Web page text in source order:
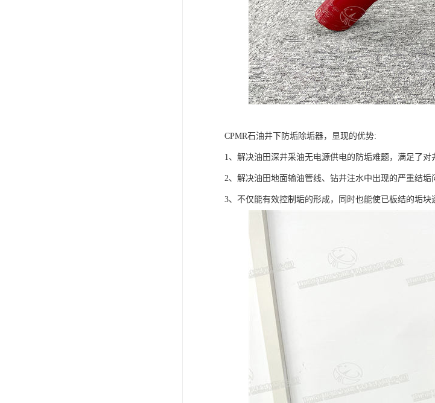
CPMR石油井下防垢除垢器，显现的优势:
1、解决油田深井采油无电源供电的防垢难题，满足了对
2、解决油田地面输油管线、钻井注水中出现的严重结
3、不仅能有效控制垢的形成，同时也能使已板结的垢块